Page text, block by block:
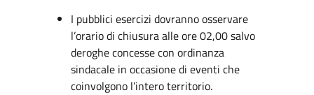
I pubblici esercizi dovranno osservare
l’orario di chiusura alle ore 02,00 salvo
deroghe concesse con ordinanza
sindacale in occasione di eventi che
coinvolgono l’intero territorio.